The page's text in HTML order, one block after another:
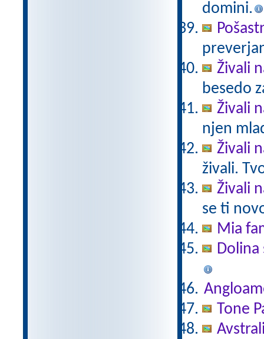
domini.
Živali
besedo
Živali
njen
Živali
živali.
Živali
se ti
Mia
Tone